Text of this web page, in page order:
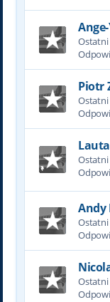
Piotr
Andy